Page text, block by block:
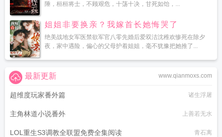
陲，桓桓将士，不顾艰危，十荡十决，甘死如饴，...
姐姐非要换亲？我嫁首长她悔哭了
绝美战地女军医禁欲军官八零先婚后爱双洁沈稚欢惨死在除夕
夜，家中遇险，偏心的父母护着姐姐，毫不犹豫把她推了...
www.qianmoxs.com
最新更新
超维度玩家番外篇 诸生浮屠
主角林道小说番外 上善若无水
LOL重生S3调教全联盟免费全集阅读 青石离